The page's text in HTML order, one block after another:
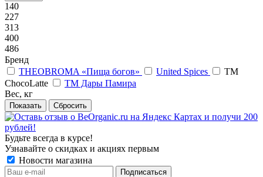
140
227
313
400
486
Бренд
THEOBROMA «Пища богов»
United Spices
ТМ
ChocoLatte
ТМ Дары Памира
Вес, кг
Сбросить
Будьте всегда в курсе!
Узнавайте о скидках и акциях первым
Новости магазина